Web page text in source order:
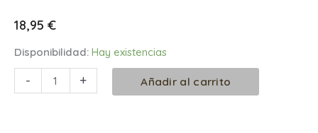
18,95 €
Disponibilidad: Hay existencias
- + Añadir al carrito